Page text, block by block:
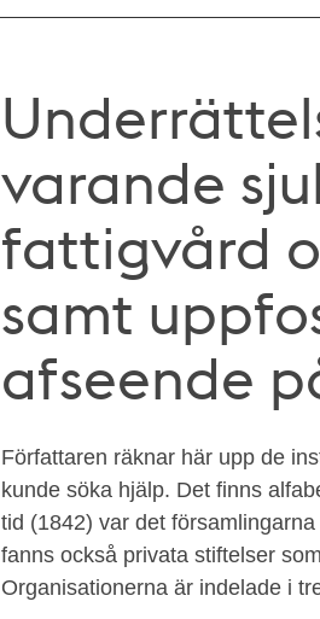
varande
fattigvård
samt
afseende
Författaren räknar här upp de
kunde söka hjälp. Det finns
tid (1842) var det
fanns också privata stiftelser
Organisationerna är indelade i